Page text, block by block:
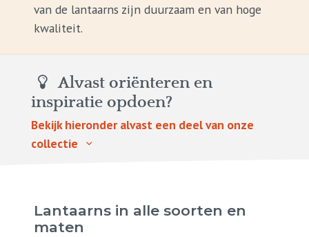
van de lantaarns zijn duurzaam en van hoge
kwaliteit.
Alvast oriënteren en
inspiratie opdoen?
Bekijk hieronder alvast een deel van onze
collectie
Lantaarns in alle soorten en
maten